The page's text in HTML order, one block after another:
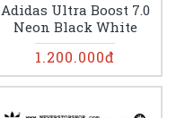
Adidas Ultra Boost 7.0
Neon Black White
1.200.000đ